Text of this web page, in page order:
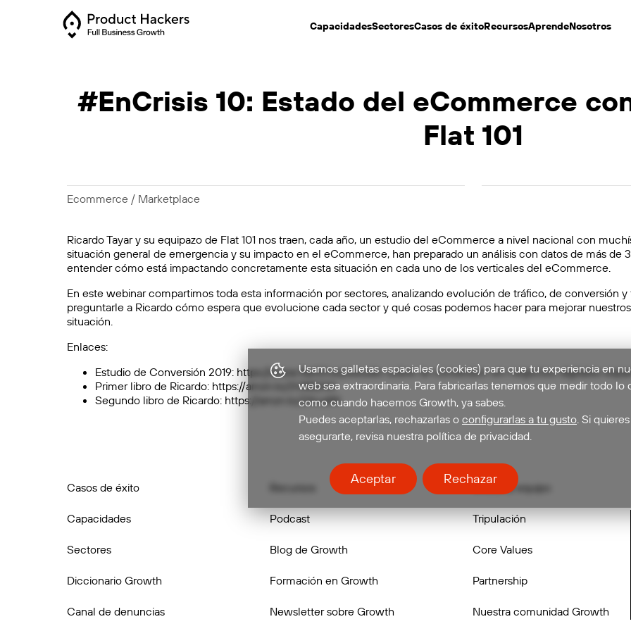
CapacidadesSectoresCasos de éxitoRecursosAprendeNosotros
#EnCrisis 10: Estado del eCommerce
Flat 101
Ecommerce / Marketplace
Ricardo Tayary su equipazo de Flat 101 nos traen, cada año, un estudio del eCommerce a nivel nacional con
situación general de emergencia y su impacto en el eCommerce, han preparado un análisis con datos de más
entender cómo está impactando concretamente esta situación en cada uno de los verticales del eCommerce.
En este webinar compartimos toda esta información por sectores, analizando evolución de tráfico, de conversión
preguntarle a Ricardo cómo espera que evolucione cada sector y qué cosas podemos hacer para mejorar
situación.
Enlaces:
Estudio de Conversión 2019: https://www.flat101.es/estudio-sobre-la-conversion-en-negocios-digitales-
Primer libro de Ricardo: https://amzn.to/2V8B2AX
Segundo libro de Ricardo: https://amzn.to/2Xca1iN
Casos de éxito Recursos Únete al equipo
Capacidades Podcast Tripulación
Sectores Blog de Growth Core Values
Diccionario Growth Formación en Growth Partnership
Canal de denuncias Newsletter sobre Growth Nuestra comunidad Growth
Usamos galletas espaciales (cookies) para que tu experiencia en
web sea extraordinaria. Para fabricarlas tenemos que medir todo lo
como cuando hacemos Growth, ya sabes.
Puedes aceptarlas, rechazarlas o configurarlas a tu gusto . Si quieres
asegurarte, revisa nuestra política de privacidad.
Aceptar Rechazar